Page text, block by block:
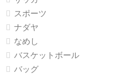
スポーツ
ナダヤ
なめし
バスケットボール
バッグ